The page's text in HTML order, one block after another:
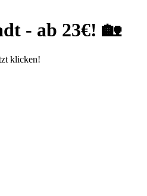
- ab 23€! 🏡
klicken!